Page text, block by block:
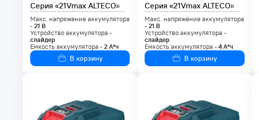
Серия «21Vmax ALTECO»
Макс. напряжение аккумулятора
-21 В
Устройство аккумулятора -
слайдер
Емкость аккумулятора -2А*ч
В корзину
Серия «21Vmax ALTECO»
Макс. напряжение аккумулятора
-21 В
Устройство аккумулятора -
слайдер
Емкость аккумулятора -4А*ч
В корзину